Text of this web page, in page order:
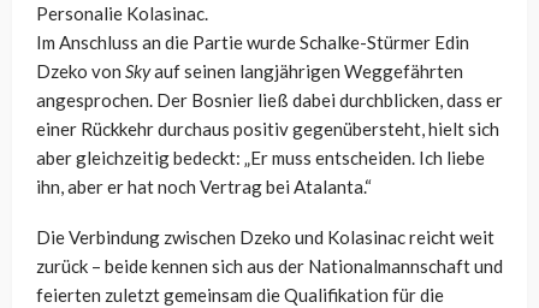
Personalie Kolasinac.
Im Anschluss an die Partie wurde Schalke-Stürmer Edin
Dzeko von Skyauf seinen langjährigen Weggefährten
angesprochen. Der Bosnier ließ dabei durchblicken, dass er
einer Rückkehr durchaus positiv gegenübersteht, hielt sich
aber gleichzeitig bedeckt: „Er muss entscheiden. Ich liebe
ihn, aber er hat noch Vertrag bei Atalanta.“
Die Verbindung zwischen Dzeko und Kolasinac reicht weit
zurück – beide kennen sich aus der Nationalmannschaft und
feierten zuletzt gemeinsam die Qualifikation für die